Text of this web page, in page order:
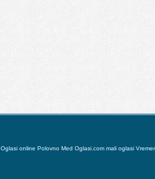
Oglasi online Polovno Med Oglasi.com mali oglasi